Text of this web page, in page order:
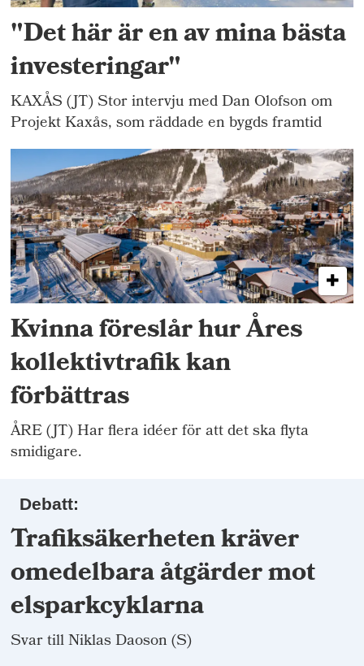
"Det här är en av mina bästa
investeringar"
KAXÅS (JT) Stor intervju med Dan Olofson om
Projekt Kaxås, som räddade en bygds framtid
Kvinna föreslår hur Åres
kollektivtrafik kan
förbättras
ÅRE (JT) Har flera idéer för att det ska flyta
smidigare.
Debatt:
Trafiksäkerheten kräver
omedelbara åtgärder mot
elsparkcyklarna
Svar till Niklas Daoson (S)